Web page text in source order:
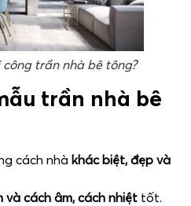
công trần nhà bê tông?
trần nhà bê
cách nhà khác biệt, đẹp và
và cách âm, cách nhiệt tốt.